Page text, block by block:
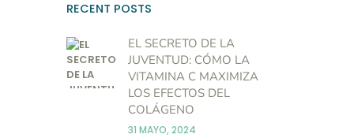
RECENT POSTS
EL SECRETO DE LA
JUVENTUD: CÓMO LA
VITAMINA C MAXIMIZA
LOS EFECTOS DEL
COLÁGENO
31 MAYO, 2024